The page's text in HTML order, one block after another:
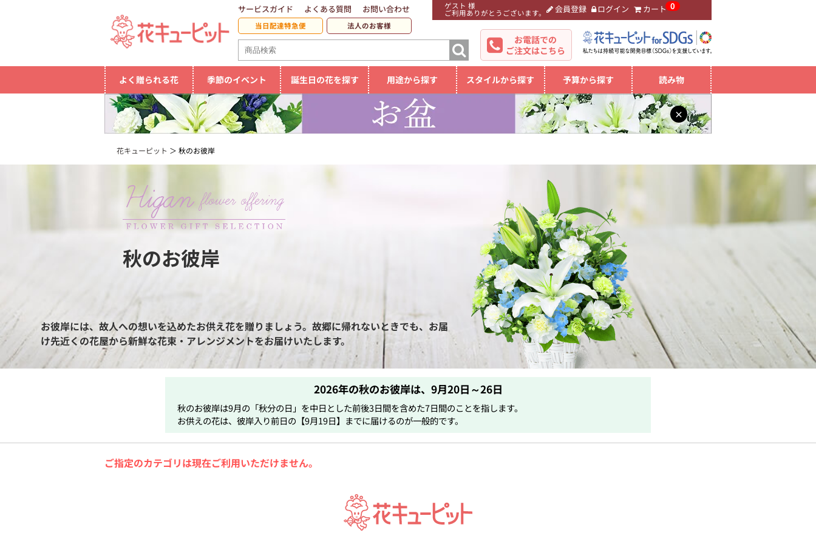
ゲスト 様
ご利用ありがとうございます。 会員登録 ログイン カート 0
サービスガイド よくある質問 お問い合わせ
当日配達特急便 法人のお客様
お電話での
ご注文はこちら
よく贈られる花 季節のイベント 誕生日の花を探す 用途から探す スタイルから探す 予算から探す 読み物
×
花キューピット 秋のお彼岸
秋のお彼岸
お彼岸には、故人への想いを込めたお供え花を贈りましょう。故郷に帰れないときでも、お届
け先近くの花屋から新鮮な花束・アレンジメントをお届けいたします。
2026年の秋のお彼岸は、 9月20日～26日
秋のお彼岸は9月の「秋分の日」を中日とした前後3日間を含めた7日間のことを指します。
お供えの花は、彼岸入り前日の【9月19日】までに届けるのが一般的です。
ご指定のカテゴリは現在ご利用いただけません。